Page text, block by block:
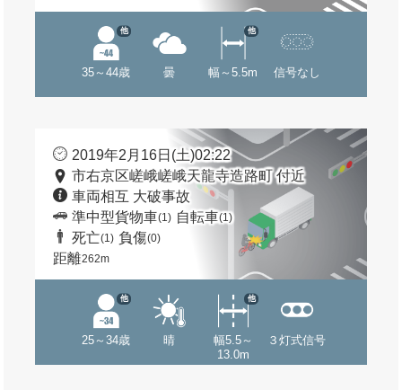
35～44歳
他
曇 幅～5.5m
他
信号なし
2019年2月16日(土)02:22
市右京区嵯峨嵯峨天龍寺造路町 付近
車両相互 大破事故
準中型貨物車(1) 自転車(1)
死亡(1) 負傷(0)
距離262m
25～34歳
他
晴
幅5.5～
13.0m
他
３灯式信号